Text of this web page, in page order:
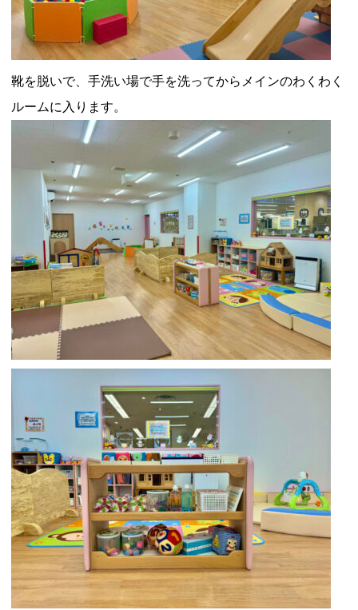
靴を脱いで、手洗い場で手を洗ってからメインのわくわく
ルームに入ります。